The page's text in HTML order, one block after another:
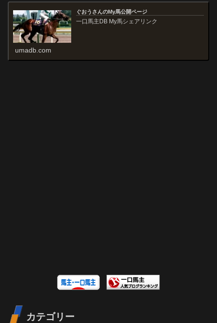
ぐおうさんのMy馬公開ページ
一口馬主DB My馬シェアリンク
umadb.com
カテゴリー